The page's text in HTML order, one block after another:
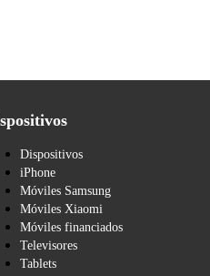
Dispositivos
iPhone
Móviles Samsung
Móviles Xiaomi
Móviles financiados
Televisores
Tablets